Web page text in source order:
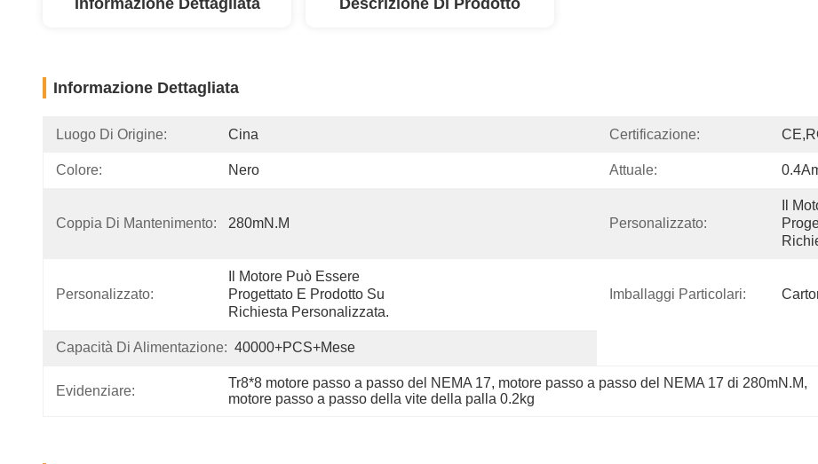
Informazione Dettagliata Descrizione Di Prodotto
Informazione Dettagliata
Luogo Di Origine: Cina Certificazione:
Colore: Nero Attuale:
Coppia Di Mantenimento: 280mN.m Personalizzato:
Il
Personalizzato:
Il Motore Può Essere
Progettato E Prodotto Su
Richiesta Personalizzata.
Imballaggi Particolari:
Capacità Di Alimentazione: 40000+PCS+Mese
Evidenziare:
Tr8*8 motore passo a passo del NEMA 17, motore passo a passo del NEMA 17 di 280mN.M,
motore passo a passo della vite della palla 0.2kg